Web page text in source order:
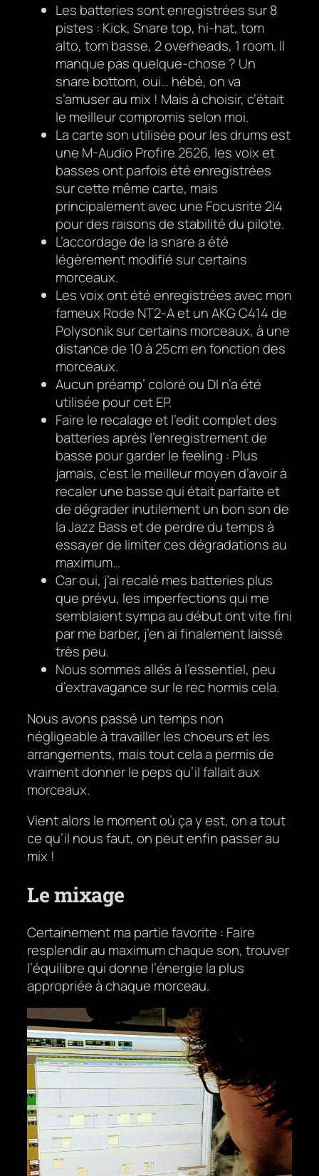
Les batteries sont enregistrées sur 8
pistes : Kick, Snare top, hi-hat, tom
alto, tom basse, 2 overheads, 1 room. Il
manque pas quelque-chose ? Un
snare bottom, oui… hébé, on va
s’amuser au mix ! Mais à choisir, c’était
le meilleur compromis selon moi.
La carte son utilisée pour les drums est
une M-Audio Profire 2626, les voix et
basses ont parfois été enregistrées
sur cette même carte, mais
principalement avec une Focusrite 2i4
pour des raisons de stabilité du pilote.
L’accordage de la snare a été
légèrement modifié sur certains
morceaux.
Les voix ont été enregistrées avec mon
fameux Rode NT2-A et un AKG C414 de
Polysonik sur certains morceaux, à une
distance de 10 à 25cm en fonction des
morceaux.
Aucun préamp’ coloré ou DI n’a été
utilisée pour cet EP.
Faire le recalage et l’edit complet des
batteries après l’enregistrement de
basse pour garder le feeling : Plus
jamais, c’est le meilleur moyen d’avoir à
recaler une basse qui était parfaite et
de dégrader inutilement un bon son de
la Jazz Bass et de perdre du temps à
essayer de limiter ces dégradations au
maximum…
Car oui, j’ai recalé mes batteries plus
que prévu, les imperfections qui me
semblaient sympa au début ont vite fini
par me barber, j’en ai finalement laissé
très peu.
Nous sommes allés à l’essentiel, peu
d’extravagance sur le rec hormis cela.
Nous avons passé un temps non
négligeable à travailler les choeurs et les
arrangements, mais tout cela a permis de
vraiment donner le peps qu’il fallait aux
morceaux.
Vient alors le moment où ça y est, on a tout
ce qu’il nous faut, on peut enfin passer au
mix !
Le mixage
Certainement ma partie favorite : Faire
resplendir au maximum chaque son, trouver
l’équilibre qui donne l’énergie la plus
appropriée à chaque morceau.